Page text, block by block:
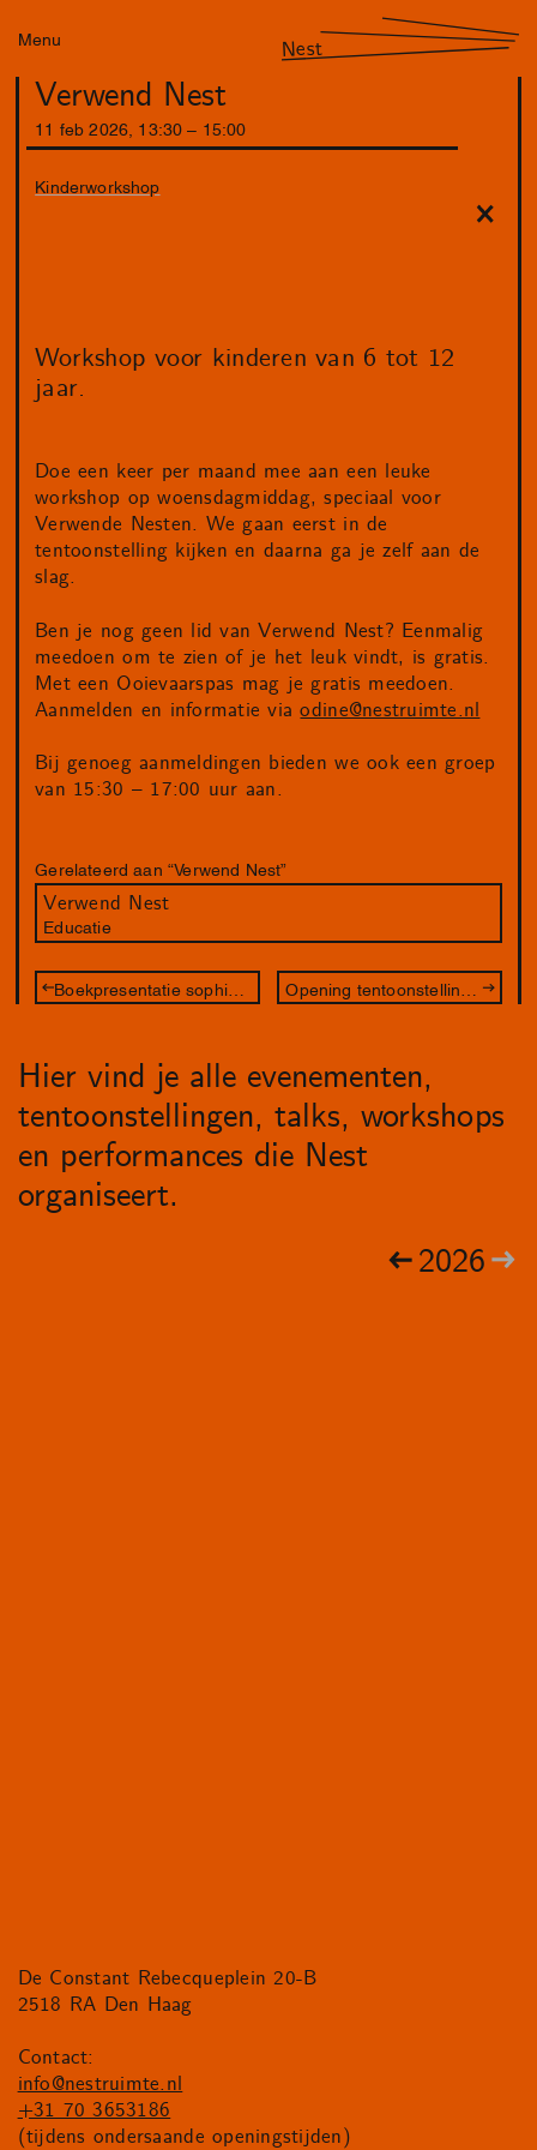
Menu Nest
Verwend Nest
11 feb 2026 13 :30 15 :00
Kinderworkshop
Workshop voor kinderen van 6 tot 12
jaar.
Doe een keer per maand mee aan een leuke
workshop op woensdagmiddag, speciaal voor
Verwende Nesten. We gaan eerst in de
tentoonstelling kijken en daarna ga je zelf aan de
slag.
Ben je nog geen lid van Verwend Nest? Eenmalig
meedoen om te zien of je het leuk vindt, is gratis.
Met een Ooievaarspas mag je gratis meedoen.
Aanmelden en informatie viaodine@nestruimte.nl
Bij genoeg aanmeldingen bieden we ook een groep
van 15:30 – 17:00 uur aan.
Gerelateerd aan “Verwend Nest”
Verwend Nest
Educatie
Boekpresentatie sophie serber en gratis rondleiding
Hier vind je alle evenementen,
tentoonstellingen, talks, workshops
en performances die Nest
organiseert.
2026
De Constant Rebecqueplein 20-B
2518 RA Den Haag
Contact:
info@nestruimte.nl
+31 70 3653186
(tijdens ondersaande openingstijden)